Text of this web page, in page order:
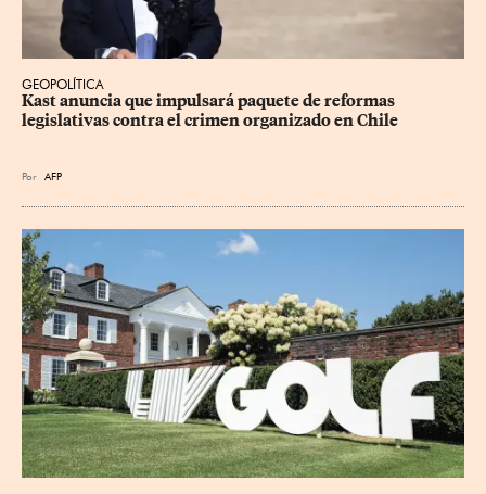
GEOPOLÍTICA
Kast anuncia que impulsará paquete de reformas
legislativas contra el crimen organizado en Chile
Por AFP